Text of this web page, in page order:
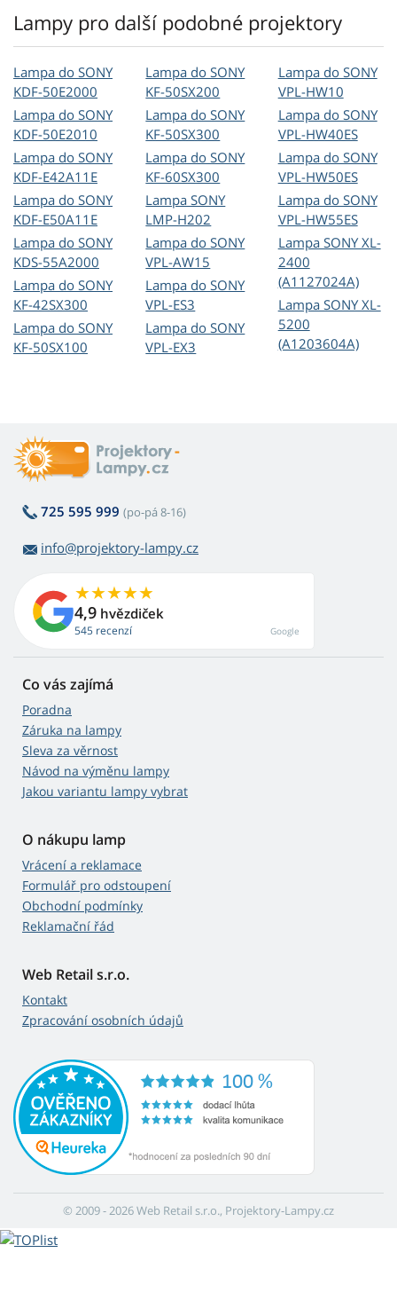
Lampy pro další podobné projektory
Lampa do SONY
KDF-50E2000
Lampa do SONY
KDF-50E2010
Lampa do SONY
KDF-E42A11E
Lampa do SONY
KDF-E50A11E
Lampa do SONY
KDS-55A2000
Lampa do SONY
KF-42SX300
Lampa do SONY
KF-50SX100
Lampa do SONY
KF-50SX200
Lampa do SONY
KF-50SX300
Lampa do SONY
KF-60SX300
Lampa SONY
LMP-H202
Lampa do SONY
VPL-AW15
Lampa do SONY
VPL-ES3
Lampa do SONY
VPL-EX3
Lampa do SONY
VPL-HW10
Lampa do SONY
VPL-HW40ES
Lampa do SONY
VPL-HW50ES
Lampa do SONY
VPL-HW55ES
Lampa SONY XL-
2400
(A1127024A)
Lampa SONY XL-
5200
(A1203604A)
725 595 999 (po-pá 8-16)
info@projektory-lampy.cz
4,9 hvězdiček
545 recenzí Google
Co vás zajímá
Poradna
Záruka na lampy
Sleva za věrnost
Návod na výměnu lampy
Jakou variantu lampy vybrat
O nákupu lamp
Vrácení a reklamace
Formulář pro odstoupení
Obchodní podmínky
Reklamační řád
Web Retail s.r.o.
Kontakt
Zpracování osobních údajů
© 2009 - 2026 Web Retail s.r.o., Projektory-Lampy.cz